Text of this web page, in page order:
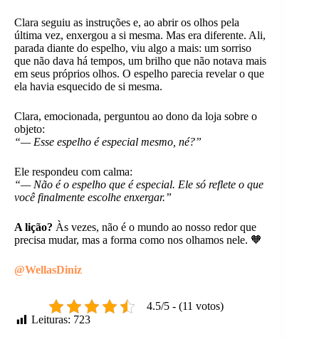
Clara seguiu as instruções e, ao abrir os olhos pela
última vez, enxergou a si mesma. Mas era diferente. Ali,
parada diante do espelho, viu algo a mais: um sorriso
que não dava há tempos, um brilho que não notava mais
em seus próprios olhos. O espelho parecia revelar o que
ela havia esquecido de si mesma.
Clara, emocionada, perguntou ao dono da loja sobre o
objeto:
“— Esse espelho é especial mesmo, né?”
Ele respondeu com calma:
“— Não é o espelho que é especial. Ele só reflete o que
você finalmente escolhe enxergar.”
A lição? Às vezes, não é o mundo ao nosso redor que
precisa mudar, mas a forma como nos olhamos nele. 🧡
@WellasDiniz
4.5/5 - (11 votos)
Leituras: 723